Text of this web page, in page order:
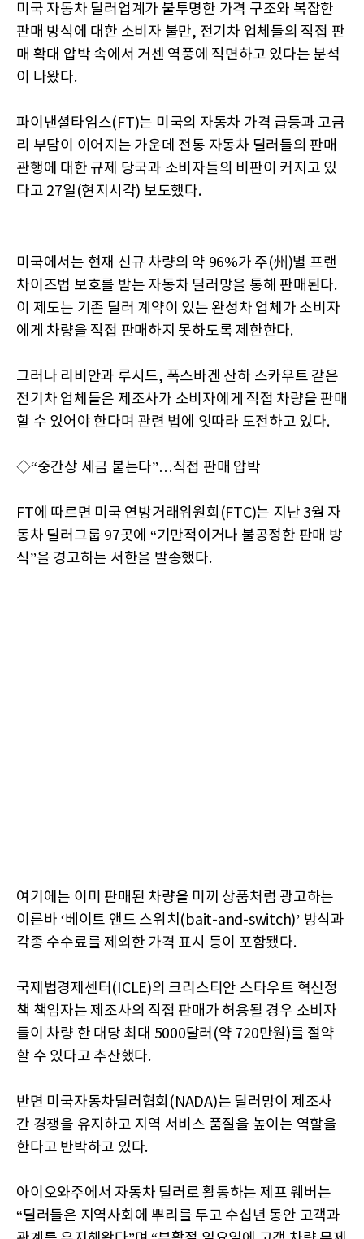
미국 자동차 딜러업계가 불투명한 가격 구조와 복잡한
판매 방식에 대한 소비자 불만, 전기차 업체들의 직접 판
매 확대 압박 속에서 거센 역풍에 직면하고 있다는 분석
이 나왔다.
파이낸셜타임스(FT)는 미국의 자동차 가격 급등과 고금
리 부담이 이어지는 가운데 전통 자동차 딜러들의 판매
관행에 대한 규제 당국과 소비자들의 비판이 커지고 있
다고 27일(현지시각) 보도했다.
미국에서는 현재 신규 차량의 약 96%가 주(州)별 프랜
차이즈법 보호를 받는 자동차 딜러망을 통해 판매된다.
이 제도는 기존 딜러 계약이 있는 완성차 업체가 소비자
에게 차량을 직접 판매하지 못하도록 제한한다.
그러나 리비안과 루시드, 폭스바겐 산하 스카우트 같은
전기차 업체들은 제조사가 소비자에게 직접 차량을 판매
할 수 있어야 한다며 관련 법에 잇따라 도전하고 있다.
◇“중간상 세금 붙는다”…직접 판매 압박
FT에 따르면 미국 연방거래위원회(FTC)는 지난 3월 자
동차 딜러그룹 97곳에 “기만적이거나 불공정한 판매 방
식”을 경고하는 서한을 발송했다.
여기에는 이미 판매된 차량을 미끼 상품처럼 광고하는
이른바 ‘베이트 앤드 스위치(bait-and-switch)’ 방식과
각종 수수료를 제외한 가격 표시 등이 포함됐다.
국제법경제센터(ICLE)의 크리스티안 스타우트 혁신정
책 책임자는 제조사의 직접 판매가 허용될 경우 소비자
들이 차량 한 대당 최대 5000달러(약 720만원)를 절약
할 수 있다고 추산했다.
반면 미국자동차딜러협회(NADA)는 딜러망이 제조사
간 경쟁을 유지하고 지역 서비스 품질을 높이는 역할을
한다고 반박하고 있다.
아이오와주에서 자동차 딜러로 활동하는 제프 웨버는
“딜러들은 지역사회에 뿌리를 두고 수십년 동안 고객과